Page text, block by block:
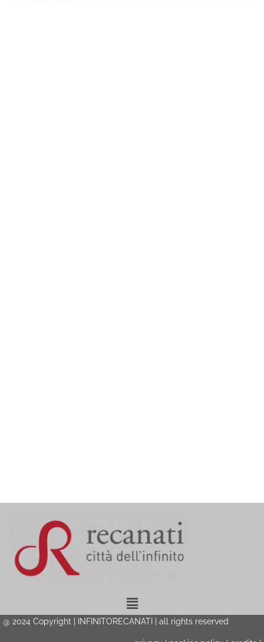
Menu
@ 2024 Copyright | INFINITORECANATI | all rights reserved